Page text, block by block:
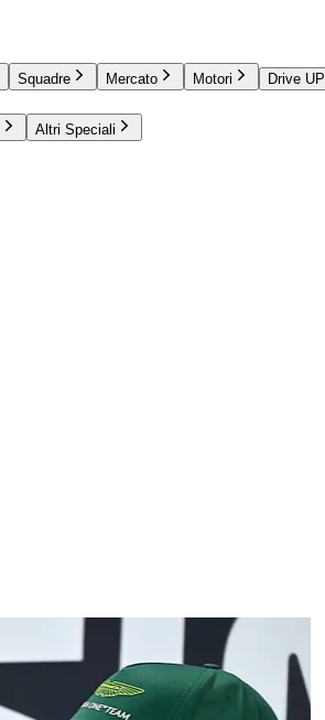
Squadre Mercato Motori Drive UP
Altri Speciali